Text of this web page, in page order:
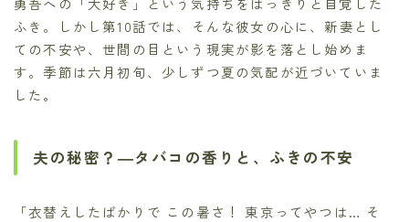
ふき。しかし第10話では、そんな彼女の心に、新妻とし
ての不安や、世間の目という現実が影を落とし始めま
す。季節は六月初旬、少しずつ夏の気配が近づいていま
した。
夫の秘密？―タバコの香りと、ふきの不安
「衣替えしたばかりで この暑さ！ 東京ってやつは… そ